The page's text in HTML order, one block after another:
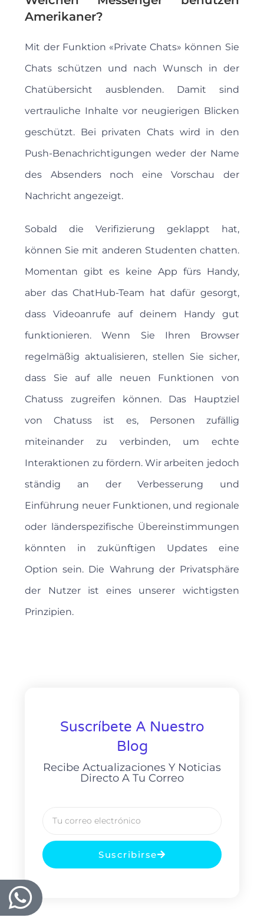
Amerikaner?
Mit der Funktion «Private Chats» können Sie
Chats schützen und nach Wunsch in der
Chatübersicht ausblenden. Damit sind
vertrauliche Inhalte vor neugierigen Blicken
geschützt. Bei privaten Chats wird in den
Push-Benachrichtigungen weder der Name
des Absenders noch eine Vorschau der
Nachricht angezeigt.
Sobald die Verifizierung geklappt hat,
können Sie mit anderen Studenten chatten.
Momentan gibt es keine App fürs Handy,
aber das ChatHub-Team hat dafür gesorgt,
dass Videoanrufe auf deinem Handy gut
funktionieren. Wenn Sie Ihren Browser
regelmäßig aktualisieren, stellen Sie sicher,
dass Sie auf alle neuen Funktionen von
Chatuss zugreifen können. Das Hauptziel
von Chatuss ist es, Personen zufällig
miteinander zu verbinden, um echte
Interaktionen zu fördern. Wir arbeiten jedoch
ständig an der Verbesserung und
Einführung neuer Funktionen, und regionale
oder länderspezifische Übereinstimmungen
könnten in zukünftigen Updates eine
Option sein. Die Wahrung der Privatsphäre
der Nutzer ist eines unserer wichtigsten
Prinzipien.
Suscríbete A Nuestro
Blog
Recibe Actualizaciones Y Noticias
Directo A Tu Correo
Suscribirse